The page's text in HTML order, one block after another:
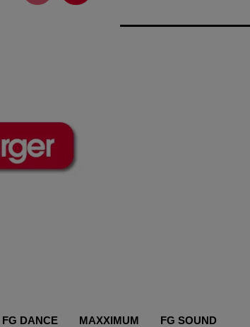
FG DANCE MAXXIMUM FG SOUND